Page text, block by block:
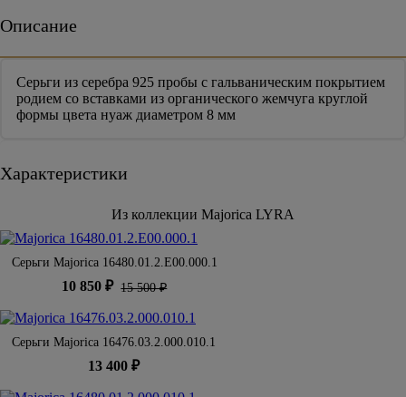
Описание
Серьги из серебра 925 пробы с гальваническим покрытием
родием со вставками из органического жемчуга круглой
формы цвета нуаж диаметром 8 мм
Характеристики
Из коллекции Majorica LYRA
Серьги Majorica 16480.01.2.E00.000.1
10 850 ₽ 15 500 ₽
Серьги Majorica 16476.03.2.000.010.1
13 400 ₽